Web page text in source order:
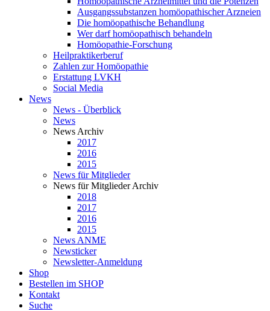
Ausgangssubstanzen homöopathischer Arzneien
Die homöopathische Behandlung
Wer darf homöopathisch behandeln
Homöopathie-Forschung
Heilpraktikerberuf
Zahlen zur Homöopathie
Erstattung LVKH
Social Media
News
News - Überblick
News
News Archiv
2017
2016
2015
News für Mitglieder
News für Mitglieder Archiv
2018
2017
2016
2015
News ANME
Newsticker
Newsletter-Anmeldung
Shop
Bestellen im SHOP
Kontakt
Suche